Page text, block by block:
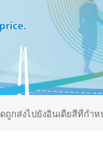
กส่งไปยังอินเดียสีที่กำห